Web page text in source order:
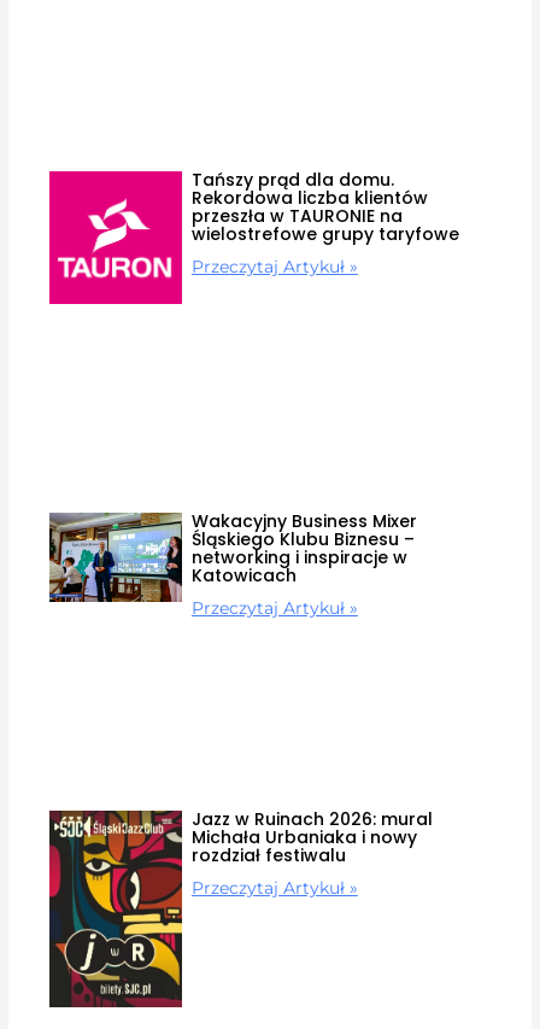
Tańszy prąd dla domu.
Rekordowa liczba klientów
przeszła w TAURONIE na
wielostrefowe grupy taryfowe
Przeczytaj Artykuł »
Wakacyjny Business Mixer
Śląskiego Klubu Biznesu –
networking i inspiracje w
Katowicach
Przeczytaj Artykuł »
Jazz w Ruinach 2026: mural
Michała Urbaniaka i nowy
rozdział festiwalu
Przeczytaj Artykuł »